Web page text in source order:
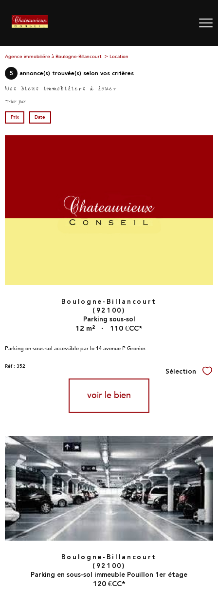
Agence immobiliére à Boulogne-Billancourt Location
5 annonce(s) trouvée(s) selon vos critères
Nos biens immobiliers à louer
Trier par
Prix Date
Boulogne-Billancourt
(92100)
Parking sous-sol
12 m² - 110 €CC*
Parking en sous-sol accessible par le 14 avenue P Grenier.
Réf : 352
Sélection
voir le bien
Boulogne-Billancourt
(92100)
Parking en sous-sol immeuble Pouillon 1er étage
120 €CC*